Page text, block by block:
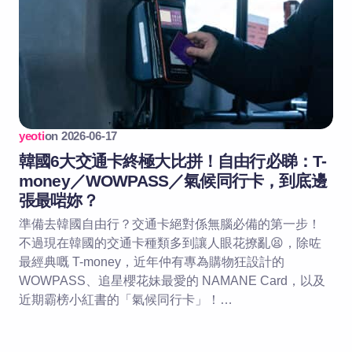
yeotion 2026-06-17
韓國6大交通卡終極大比拼！自由行必睇：T-
money／WOWPASS／氣候同行卡，到底邊
張最啱妳？
準備去韓國自由行？交通卡絕對係無腦必備的第一步！
不過現在韓國的交通卡種類多到讓人眼花撩亂😫，除咗
最經典嘅 T-money，近年仲有專為購物狂設計的
WOWPASS、追星櫻花妹最愛的 NAMANE Card，以及
近期霸榜小紅書的「氣候同行卡」！…